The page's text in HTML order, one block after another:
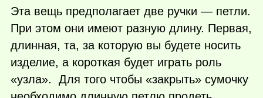
Эта вещь предполагает две ручки — петли.
При этом они имеют разную длину. Первая,
длинная, та, за которую вы будете носить
изделие, а короткая будет играть роль
«узла». Для того чтобы «закрыть» сумочку